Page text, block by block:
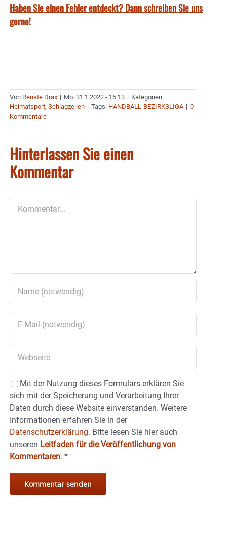
Haben Sie einen Fehler entdeckt? Dann schreiben Sie uns
gerne!
Von Renate Drax | Mo. 31.1.2022 - 15:13 | Kategorien:
Heimatsport, Schlagzeilen | Tags: HANDBALL-BEZIRKSLIGA | 0
Kommentare
Hinterlassen Sie einen
Kommentar
Mit der Nutzung dieses Formulars erklären Sie
sich mit der Speicherung und Verarbeitung Ihrer
Daten durch diese Website einverstanden. Weitere
Informationen erfahren Sie in der
Datenschutzerklärung. Bitte lesen Sie hier auch
unseren Leitfaden für die Veröffentlichung von
Kommentaren. *